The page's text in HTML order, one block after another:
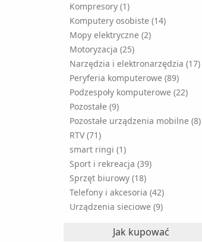
Kompresory (1)
Komputery osobiste (14)
Mopy elektryczne (2)
Motoryzacja (25)
Narzędzia i elektronarzędzia (17)
Peryferia komputerowe (89)
Podzespoły komputerowe (22)
Pozostałe (9)
Pozostałe urządzenia mobilne (8)
RTV (71)
smart ringi (1)
Sport i rekreacja (39)
Sprzęt biurowy (18)
Telefony i akcesoria (42)
Urządzenia sieciowe (9)
Jak kupować